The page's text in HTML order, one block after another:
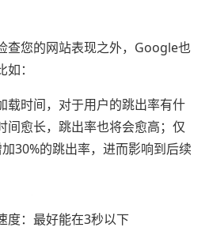
查您的网站表现之外，Google也
：
载时间，对于用户的跳出率有什
间愈长，跳出率也将会愈高；仅
30%的跳出率，进而影响到后续
度：最好能在3秒以下